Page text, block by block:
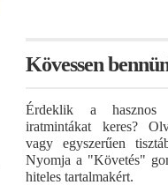
Kövessen
Érdeklik a hasznos
iratmintákat keres?
vagy egyszerűen
Nyomja a "Követés"
hiteles tartalmakért.